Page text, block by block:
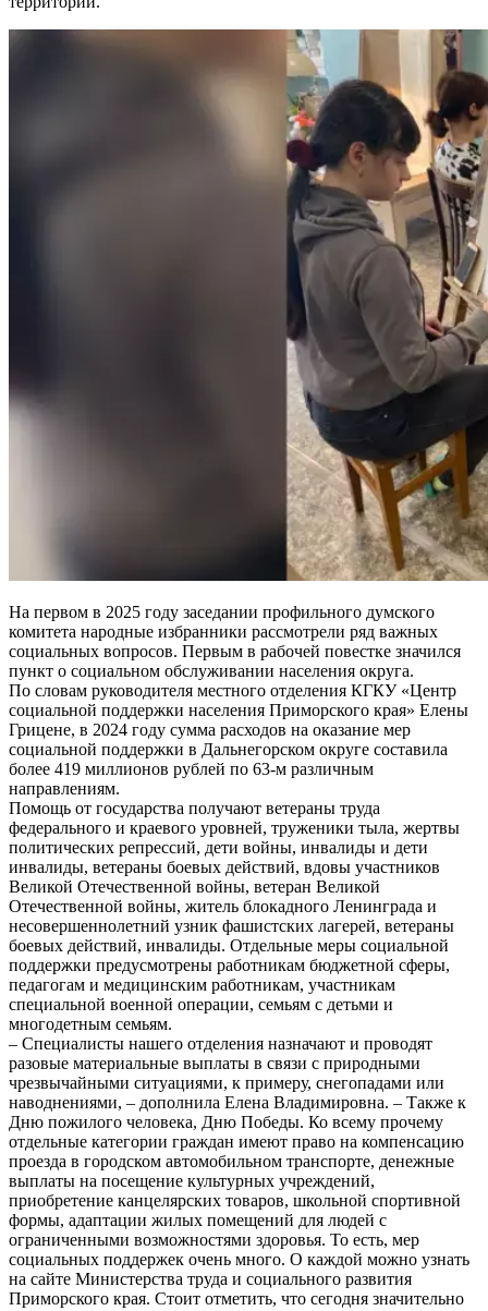
На первом в 2025 году заседании профильного думского
комитета народные избранники рассмотрели ряд важных
социальных вопросов. Первым в рабочей повестке значился
пункт о социальном обслуживании населения округа.
По словам руководителя местного отделения КГКУ «Центр
социальной поддержки населения Приморского края» Елены
Грицене, в 2024 году сумма расходов на оказание мер
социальной поддержки в Дальнегорском округе составила
более 419 миллионов рублей по 63-м различным
направлениям.
Помощь от государства получают ветераны труда
федерального и краевого уровней, труженики тыла, жертвы
политических репрессий, дети войны, инвалиды и дети
инвалиды, ветераны боевых действий, вдовы участников
Великой Отечественной войны, ветеран Великой
Отечественной войны, житель блокадного Ленинграда и
несовершеннолетний узник фашистских лагерей, ветераны
боевых действий, инвалиды. Отдельные меры социальной
поддержки предусмотрены работникам бюджетной сферы,
педагогам и медицинским работникам, участникам
специальной военной операции, семьям с детьми и
многодетным семьям.
– Специалисты нашего отделения назначают и проводят
разовые материальные выплаты в связи с природными
чрезвычайными ситуациями, к примеру, снегопадами или
наводнениями, – дополнила Елена Владимировна. – Также к
Дню пожилого человека, Дню Победы. Ко всему прочему
отдельные категории граждан имеют право на компенсацию
проезда в городском автомобильном транспорте, денежные
выплаты на посещение культурных учреждений,
приобретение канцелярских товаров, школьной спортивной
формы, адаптации жилых помещений для людей с
ограниченными возможностями здоровья. То есть, мер
социальных поддержек очень много. О каждой можно узнать
на сайте Министерства труда и социального развития
Приморского края. Стоит отметить, что сегодня значительно